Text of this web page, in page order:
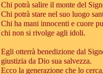
Chi potrà salire il monte del
Chi potrà stare nel suo luogo
Chi ha mani innocenti e cuore
chi non si rivolge agli idoli.
Egli otterrà benedizione dal
giustizia da Dio sua salvezza.
Ecco la generazione che lo